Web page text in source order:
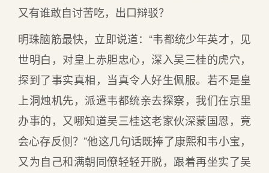
又有谁敢自讨苦吃，出口辩驳？
明珠脑筋最快，立即说道：“韦都统少年英才，见
世明白，对皇上赤胆忠心，深入吴三桂的虎穴，
探到了事实真相，当真令人好生佩服。若不是皇
上洞烛机先，派遣韦都统亲去探察，我们在京里
办事的，又哪知道吴三桂这老家伙深蒙国恩，竟
会心存反侧？”他这几句话既捧了康熙和韦小宝，
又为自己和满朝同僚轻轻开脱，跟着再坐实了吴